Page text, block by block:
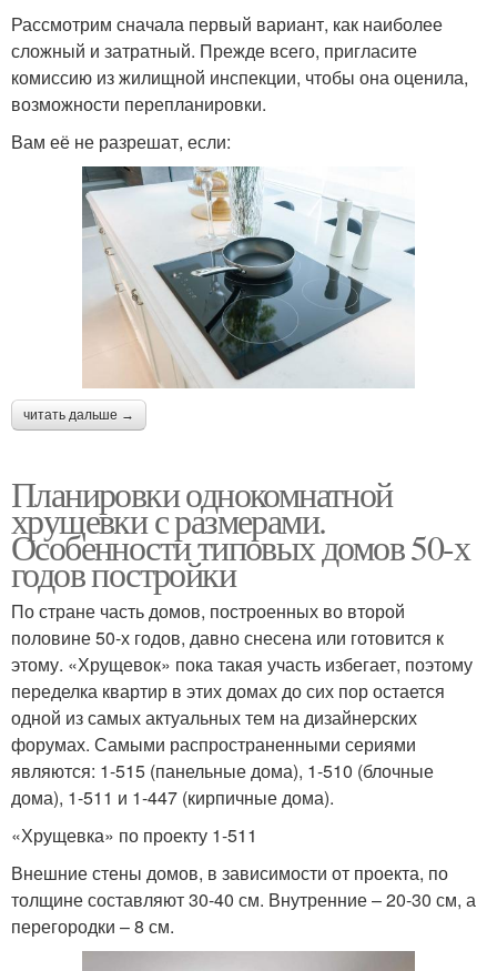
Рассмотрим сначала первый вариант, как наиболее
сложный и затратный. Прежде всего, пригласите
комиссию из жилищной инспекции, чтобы она оценила,
возможности перепланировки.
Вам её не разрешат, если:
читать дальше →
Планировки однокомнатной
хрущевки с размерами.
Особенности типовых домов 50-х
годов постройки
По стране часть домов, построенных во второй
половине 50-х годов, давно снесена или готовится к
этому. «Хрущевок» пока такая участь избегает, поэтому
переделка квартир в этих домах до сих пор остается
одной из самых актуальных тем на дизайнерских
форумах. Самыми распространенными сериями
являются: 1-515 (панельные дома), 1-510 (блочные
дома), 1-511 и 1-447 (кирпичные дома).
«Хрущевка» по проекту 1-511
Внешние стены домов, в зависимости от проекта, по
толщине составляют 30-40 см. Внутренние – 20-30 см, а
перегородки – 8 см.